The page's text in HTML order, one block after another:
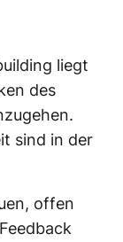
liegt
des
sind in der
offen